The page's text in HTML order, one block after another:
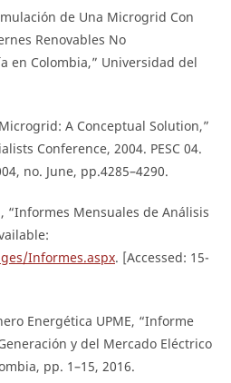
de Una Microgrid Con
Renovables No
en Colombia,” Universidad del
A Conceptual Solution,”
Conference, 2004. PESC 04.
no. June, pp.4285–4290.
“Informes Mensuales de Análisis
Informes.aspx. [Accessed: 15-
Energética UPME, “Informe
y del Mercado Eléctrico
pp. 1–15, 2016.